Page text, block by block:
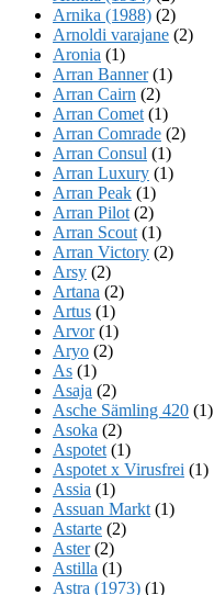
Arnika (1988) (2)
Arnoldi varajane (2)
Aronia (1)
Arran Banner(1)
Arran Cairn (2)
Arran Comet (1)
Arran Comrade (2)
Arran Consul (1)
Arran Luxury (1)
Arran Peak (1)
Arran Pilot (2)
Arran Scout (1)
Arran Victory (2)
Arsy (2)
Artana (2)
Artus (1)
Arvor(1)
Aryo (2)
As (1)
Asaja (2)
Asche Sämling 420 (1)
Asoka (2)
Aspotet (1)
Aspotet x Virusfrei (1)
Assia (1)
Assuan Markt (1)
Astarte (2)
Aster(2)
Astilla (1)
Astra (1973) (1)